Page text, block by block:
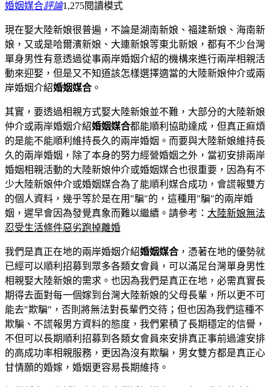
婚姻媒合評論1,275閱讀模式
現在娶大陸新娘很普遍，不論是湖南新娘、福建新娘、海南新
娘，又或是哈爾濱新娘、大連新娘等東北新娘，都有不少台灣
單身男性有意透過從事兩岸婚姻介紹的機構來進行兩岸相親活
動來迎娶，但是又不知道該怎樣選擇適當的大陸新娘仲介或兩
岸婚姻介紹婚姻媒合 。
其實，要透過相親方式娶大陸新娘並不難，大部分的大陸新娘
仲介或兩岸婚姻介紹婚姻媒合都能順利協助達成，但真正痲煩
的是能不能順利維持長久的兩岸婚姻。而要與大陸新娘維持長
久的兩岸婚姻，除了本身的努力經營婚姻之外，當初安排兩岸
婚姻相親活動的大陸新娘仲介或婚姻媒合也很重要，因為有不
少大陸新娘仲介或婚姻媒合為了能順利媒合成功，會謊報雙方
的個人資料，幾乎等於是在用"騙"的，這種用"騙"的兩岸婚
姻，遲早會因為發覺真象而難以繼續。請參考： 大陸新娘無法
忍受生活條件惡劣跑掉離婚
我們是真正在地的兩岸婚姻介紹婚姻媒合 ，憑著在地的優勢就
已經可以順利招募到眾多各類女會員，可以滿足台灣單身男性
相親娶大陸新娘的需求。也因為我們是真正在地，必需真實長
期得去面對每一個嫁到台灣大陸新娘的父母長輩，所以更不可
能去"欺騙"，否則將無法對長輩們交待；但也因為我們這種不
欺騙、不謊報男方資料的態度，我們累積了長期穩定的信譽，
不但可以長期順利招募到各類女會員來安排真正事前過濾安排
的高成功率相親服務，更因為沒有欺騙，男女雙方都是真正心
甘情願的婚嫁，婚姻更容易長期維持。